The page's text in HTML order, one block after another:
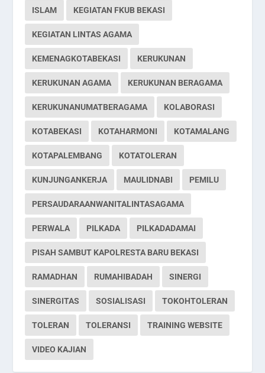
ISLAM KEGIATAN FKUB BEKASI
KEGIATAN LINTAS AGAMA
KEMENAGKOTABEKASI KERUKUNAN
KERUKUNAN AGAMA KERUKUNAN BERAGAMA
KERUKUNANUMATBERAGAMA KOLABORASI
KOTABEKASI KOTAHARMONI KOTAMALANG
KOTAPALEMBANG KOTATOLERAN
KUNJUNGANKERJA MAULIDNABI PEMILU
PERSAUDARAANWANITALINTASAGAMA
PERWALA PILKADA PILKADADAMAI
PISAH SAMBUT KAPOLRESTA BARU BEKASI
RAMADHAN RUMAHIBADAH SINERGI
SINERGITAS SOSIALISASI TOKOHTOLERAN
TOLERAN TOLERANSI TRAINING WEBSITE
VIDEO KAJIAN